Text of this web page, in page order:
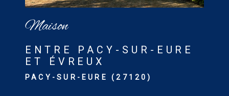
Maison
ENTRE PACY-SUR-EURE
ET ÉVREUX
PACY-SUR-EURE (27120)